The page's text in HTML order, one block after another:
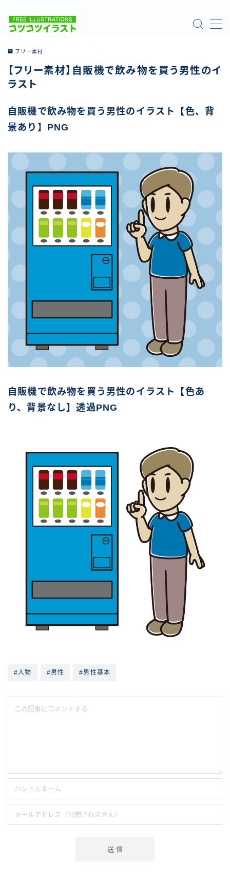
ホーム
お問い合わせ
フリー素材
【フリー素材】自販機で飲み物を買う男性のイ
ラスト
自販機で飲み物を買う男性のイラスト【色、背
景あり】PNG
自販機で飲み物を買う男性のイラスト【色あ
り、背景なし】透過PNG
#人物 #男性 #男性基本